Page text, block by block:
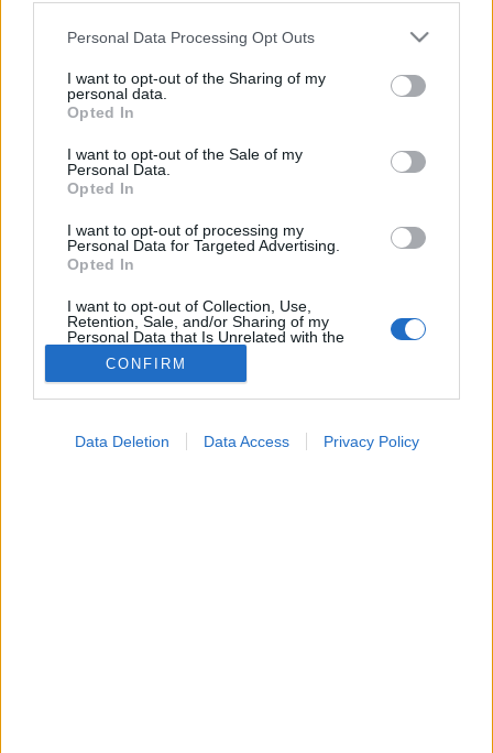
Please note that this website/app uses one or more Google
not limited to your visit or usage behaviour. You may click to
grant or deny consent to Google and its third-party tags to
use your data for below specified purposes in below Google
consent section.
Personal Data Processing Opt Outs
I want to opt-out of the Sharing of my
personal data.
Opted In
I want to opt-out of the Sale of my
Personal Data.
Opted In
I want to opt-out of processing my
Personal Data for Targeted Advertising.
Opted In
I want to opt-out of Collection, Use,
Retention, Sale, and/or Sharing of my
Personal Data that Is Unrelated with the
Purposes for which it was collected.
Opted Out
CONFIRM
Data Deletion Data Access Privacy Policy
Tetvesség